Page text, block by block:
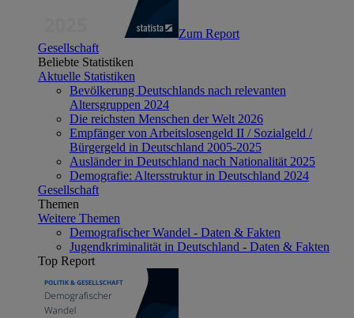
Zum Report
Gesellschaft
Beliebte Statistiken
Aktuelle Statistiken
Bevölkerung Deutschlands nach relevanten
Altersgruppen 2024
Die reichsten Menschen der Welt 2026
Empfänger von Arbeitslosengeld II / Sozialgeld /
Bürgergeld in Deutschland 2005-2025
Ausländer in Deutschland nach Nationalität 2025
Demografie: Altersstruktur in Deutschland 2024
Gesellschaft
Themen
Weitere Themen
Demografischer Wandel - Daten & Fakten
Jugendkriminalität in Deutschland - Daten & Fakten
Top Report